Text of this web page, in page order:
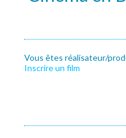
Vous êtes réalisateur/
Inscrire un film